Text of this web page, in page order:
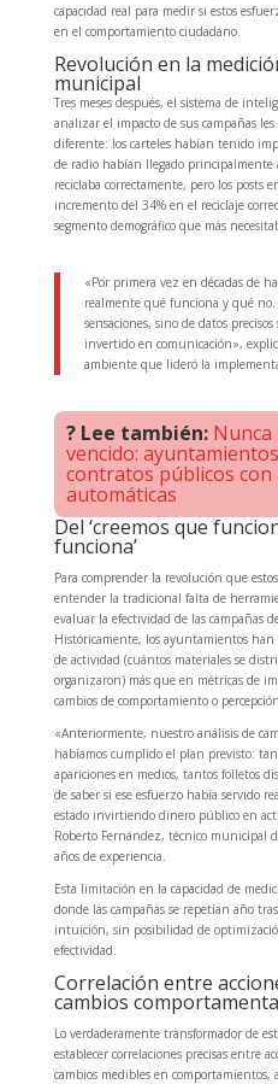
capacidad real para medir si estos
en el comportamiento ciudadano.
Revolución en la
municipal
Tres meses después, el sistema de
analizar el impacto de sus campañas
diferente: los carteles habían tenido
de radio habían llegado principalmente
reciclaba correctamente, pero los posts
incremento del 34% en el reciclaje
segmento demográfico que más
«Por primera vez en décadas de
realmente qué funciona y qué
sensaciones, sino de datos
invertido en comunicación»,
ambiente que lideró la
? Lee también: Nunca
vencido:
contratos públicos
automáticas
Del ‘creemos que
funciona’
Para comprender la revolución que
entender la tradicional falta de
evaluar la efectividad de las campañas
Históricamente, los ayuntamientos han
de actividad (cuántos materiales se
organizaron) más que en métricas de
cambios de comportamiento o
«Anteriormente, nuestro análisis de
habíamos cumplido el plan previsto:
apariciones en medios, tantos folletos
de saber si ese esfuerzo había servido
estado invirtiendo dinero público en
Roberto Fernández, técnico municipal
años de experiencia.
Esta limitación en la capacidad de
donde las campañas se repetían año
intuición, sin posibilidad de
efectividad.
Correlación entre
cambios
Lo verdaderamente transformador de
establecer correlaciones precisas entre
cambios medibles en comportamientos,